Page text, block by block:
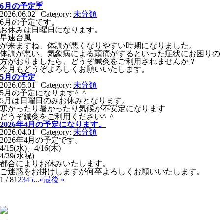
6月の予定☔️
2026.06.02 | Category: 未分類
6月の予定です。
お休みは日曜日になります。
早速台風
が来ますね、体調が悪くなりやすい時期になりました。
体調が悪い、気象病による頭痛がするといった症状にお困りの
方がおりましたら、どうぞ鍼灸をご利用されませんか？
今月もどうぞよろしくお願いいたします。
5月の予定
2026.05.01 | Category: 未分類
5月の予定になります^_^
5月は日曜日のみお休みとなります。
寒かったり暑かったり気候が不安定になります
どうぞ鍼灸をご利用ください^_^
2026年4月の予定になります。
2026.04.01 | Category: 未分類
2026年4月の予定です。
4/15(水)、4/16(木)
4/29(水祝)
都合によりお休みいたします。
ご迷惑をお掛けしますが何卒よろしくお願いいたします。
1 / 81 2345...»最後 »